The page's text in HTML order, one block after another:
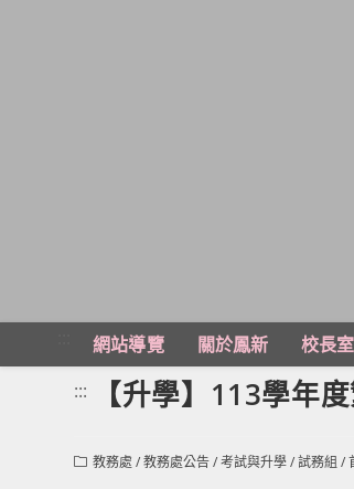
主
網站導覽 關於鳳新 校長室
::: 【升學】113學年
Post教務處 /教務處公告/考試與升學/試務組 /